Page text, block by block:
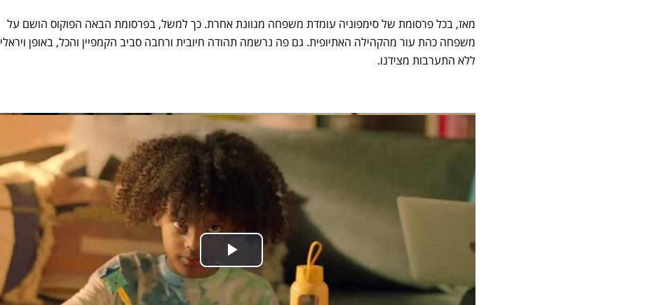
מאז, בכל פרסומת של סימפוניה עומדת משפחה מגוונת אחרת. כך למשל, בפרסומת הבאה הפוקוס הושם על
משפחה כהת עור מהקהילה האתיופית. גם פה נרשמה תהודה חיובית ורחבה סביב הקמפיין והכל, באופן ויראלי
ללא התערבות מצידנו.